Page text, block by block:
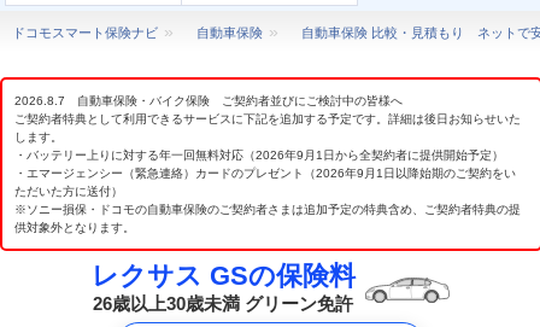
ドコモスマート保険ナビ 自動車保険 自動車保険 比較・見積もり ネットで
2026.8.7 自動車保険・バイク保険 ご契約者並びにご検討中の皆様へ
ご契約者特典として利用できるサービスに下記を追加する予定です。詳細は後日お知らせいた
します。
・バッテリー上りに対する年一回無料対応（2026年9月1日から全契約者に提供開始予定）
・エマージェンシー（緊急連絡）カードのプレゼント（2026年9月1日以降始期のご契約をい
ただいた方に送付）
※ソニー損保・ドコモの自動車保険のご契約者さまは追加予定の特典含め、ご契約者特典の提
供対象外となります。
レクサス GSの保険料
26歳以上30歳未満 グリーン免許